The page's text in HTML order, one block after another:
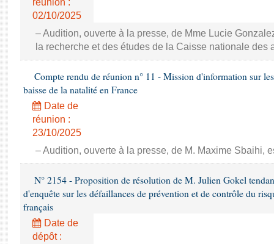
réunion :
02/10/2025
– Audition, ouverte à la presse, de Mme Lucie
la recherche et des études de la Caisse nationale
Compte rendu de réunion n° 11 - Mission d'information sur
baisse de la natalité en France
Date de
réunion :
23/10/2025
– Audition, ouverte à la presse, de M. Maxime Sbaihi,
N° 2154 - Proposition de résolution de M. Julien Gokel
d'enquête sur les défaillances de prévention et de contrôle du
français
Date de
dépôt :